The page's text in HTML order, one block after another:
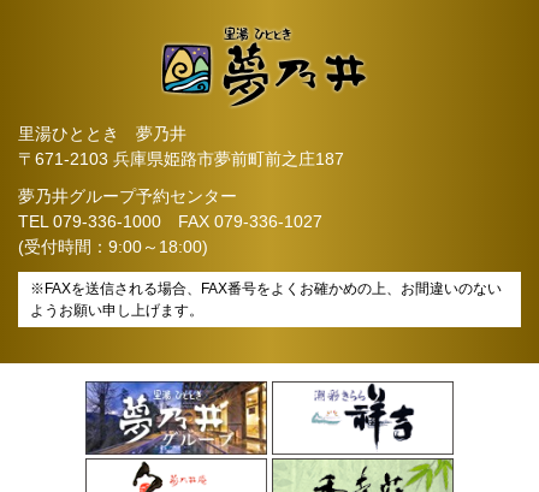
里湯ひととき 夢乃井
〒671-2103 兵庫県姫路市夢前町前之庄187
夢乃井グループ予約センター
TEL079-336-1000 FAX 079-336-1027
(受付時間：9:00～18:00)
※FAXを送信される場合、FAX番号をよくお確かめの上、お間違いのない
ようお願い申し上げます。